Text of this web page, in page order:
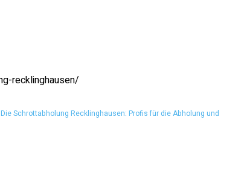
recklinghausen/
Die Schrottabholung Recklinghausen: Profis für die Abholung und